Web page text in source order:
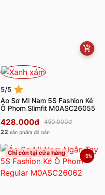
5/5
Áo Sơ Mi Nam 5S Fashion Kẻ
Ô Phom Slimfit M0ASC26055
428.000đ
450.000đ
22 sản phẩm đã bán
Chỉ còn tại cửa hàng -5%